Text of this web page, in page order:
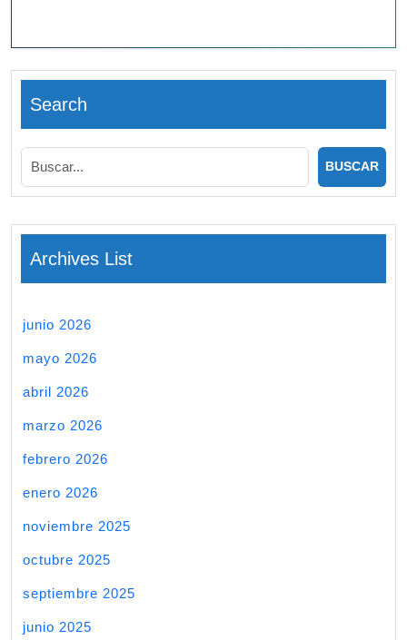
Search
Archives List
junio 2026
mayo 2026
abril 2026
marzo 2026
febrero 2026
enero 2026
noviembre 2025
octubre 2025
septiembre 2025
junio 2025